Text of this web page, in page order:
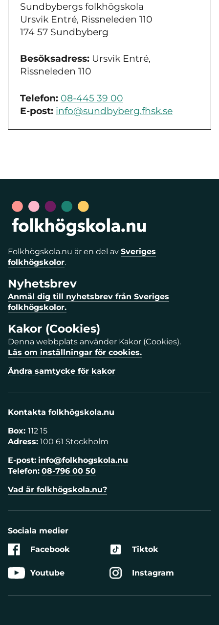
Sundbybergs folkhögskola
Ursvik Entré, Rissneleden 110
174 57 Sundbyberg
Besöksadress: Ursvik Entré,
Rissneleden 110
Telefon: 08-445 39 00
E-post: info@sundbyberg.fhsk.se
Folkhögskola.nu är en del av Sveriges
folkhögskolor.
Nyhetsbrev
Anmäl dig till nyhetsbrev från Sveriges
folkhögskolor.
Kakor (Cookies)
Denna webbplats använder Kakor (Cookies).
Läs om inställningar för cookies.
Ändra samtycke för kakor
Kontakta folkhögskola.nu
Box: 112 15
Adress: 100 61 Stockholm
E-post: info@folkhogskola.nu
Telefon: 08-796 00 50
Vad är folkhögskola.nu?
Sociala medier
Facebook
Youtube
Tiktok
Instagram